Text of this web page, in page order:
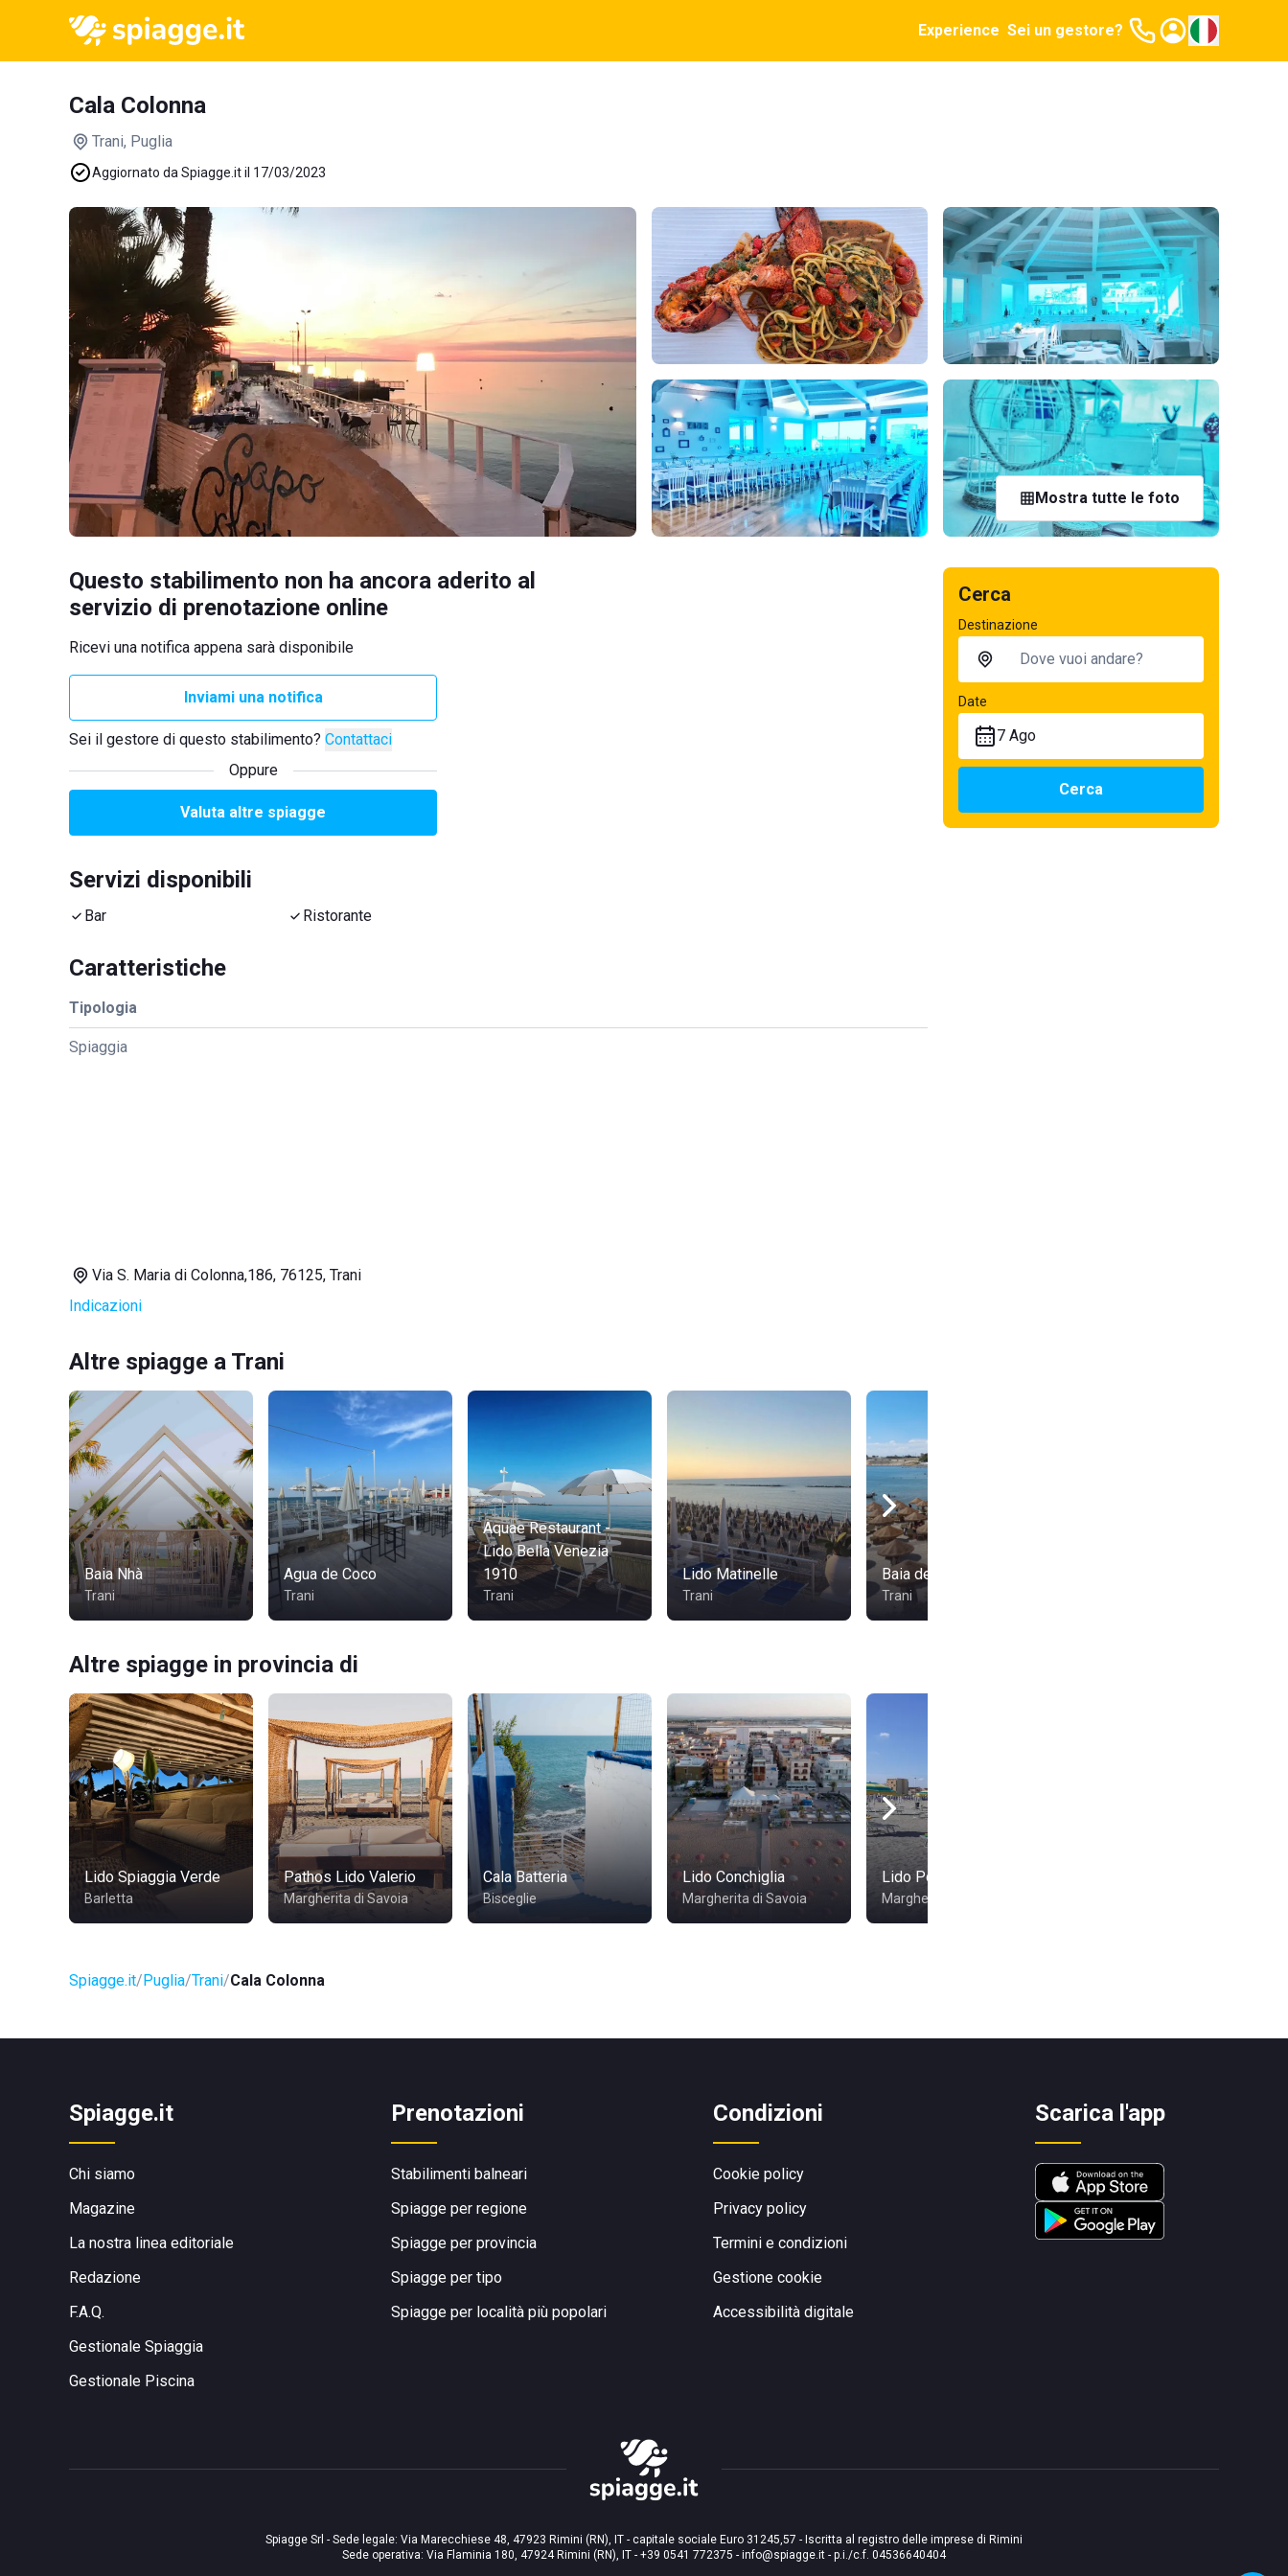
Experience Sei un gestore?
Cala Colonna
Trani, Puglia
Aggiornato da Spiagge.it il 17/03/2023
Mostra tutte le foto
Questo stabilimento non ha ancora aderito al
servizio di prenotazione online
Ricevi una notifica appena sarà disponibile
Inviami una notifica
Sei il gestore di questo stabilimento? Contattaci
Oppure
Valuta altre spiagge
Servizi disponibili
Bar Ristorante
Caratteristiche
Tipologia
Spiaggia
Via S. Maria di Colonna,186, 76125, Trani
Indicazioni
Altre spiagge a Trani
Baia Nhà
Trani
Agua de Coco
Trani
Aquae Restaurant -
Lido Bella Venezia
1910
Trani
Lido Matinelle
Trani
Baia dei Pescatori
Trani
Altre spiagge in provincia di
Lido Spiaggia Verde
Barletta
Pathos Lido Valerio
Margherita di Savoia
Cala Batteria
Bisceglie
Lido Conchiglia
Margherita di Savoia
Lido Ponte
Margherita di Savoia
Spiagge.it Puglia Trani Cala Colonna
Cerca
Destinazione
Date
7 Ago
Cerca
Spiagge.it
Chi siamo
Magazine
La nostra linea editoriale
Redazione
F.A.Q.
Gestionale Spiaggia
Gestionale Piscina
Prenotazioni
Stabilimenti balneari
Spiagge per regione
Spiagge per provincia
Spiagge per tipo
Spiagge per località più popolari
Condizioni
Cookie policy
Privacy policy
Termini e condizioni
Gestione cookie
Accessibilità digitale
Scarica l'app
Spiagge Srl - Sede legale: Via Marecchiese 48, 47923 Rimini (RN), IT - capitale sociale Euro 31245,57 - Iscritta al registro delle imprese di Rimini
Sede operativa: Via Flaminia 180, 47924 Rimini (RN), IT - +39 0541 772375 - info@spiagge.it - p.i./c.f. 04536640404